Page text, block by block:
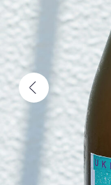
CONCEPT
NEWS